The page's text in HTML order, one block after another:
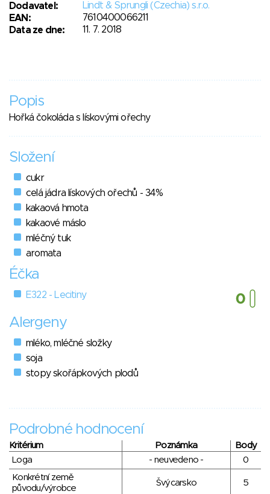
Dodavatel:
Lindt & Sprungli (Czechia) s.r.o.
EAN:
7610400066211
Data ze dne:
11. 7. 2018
Popis
Hořká čokoláda s lískovými ořechy
Složení
cukr
celá jádra lískových ořechů - 34%
kakaová hmota
kakaové máslo
mléčný tuk
aromata
Éčka
E322 - Lecitiny
Alergeny
mléko, mléčné složky
soja
stopy skořápkových plodů
Podrobné hodnocení
Kritérium Poznámka
Body
Loga
- neuvedeno -
0
Konkrétní země
původu/výrobce
Švýcarsko 5